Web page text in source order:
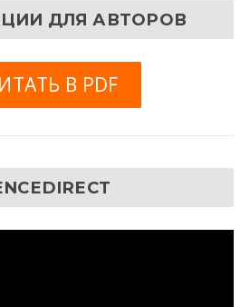
ДЛЯ АВТОРОВ
В PDF